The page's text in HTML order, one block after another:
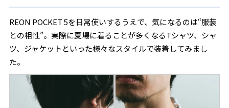
REON POCKET 5を日常使いするうえで、気になるのは“服装
との相性”。実際に夏場に着ることが多くなるTシャツ、シャ
ツ、ジャケットといった様々なスタイルで装着してみまし
た。